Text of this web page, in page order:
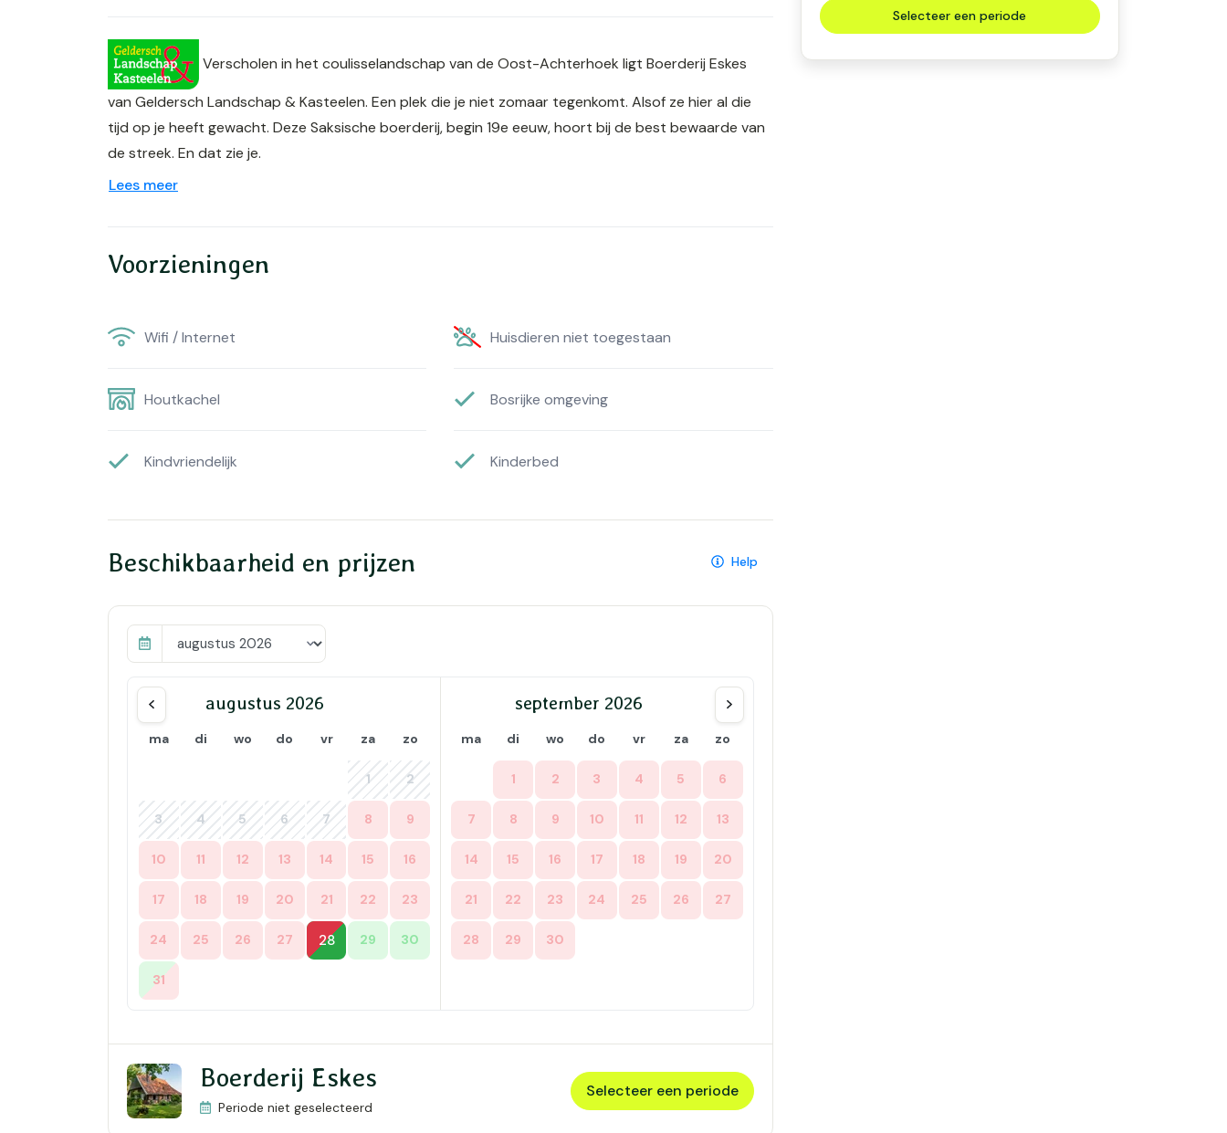
Verscholen in het coulisselandschap van de Oost-Achterhoek ligt Boerderij Eskes
van Geldersch Landschap & Kasteelen. Een plek die je niet zomaar tegenkomt. Alsof ze hier al die
tijd op je heeft gewacht. Deze Saksische boerderij, begin 19e eeuw, hoort bij de best bewaarde van
de streek. En dat zie je.
Lees meer
Voorzieningen
Wifi / Internet
Houtkachel
Kindvriendelijk
Huisdieren niet toegestaan
Bosrijke omgeving
Kinderbed
Beschikbaarheid en prijzen Help
augustus 2026
ma di wo do vr za zo
1 2
3 4 5 6 7 8 9
10 11 12 13 14 15 16
17 18 19 20 21 22 23
24 25 26 27 28 29 30
31
september 2026
ma di wo do vr za zo
1 2 3 4 5 6
7 8 9 10 11 12 13
14 15 16 17 18 19 20
21 22 23 24 25 26 27
28 29 30
Boerderij Eskes
Periode niet geselecteerd
Selecteer een periode
Selecteer een periode